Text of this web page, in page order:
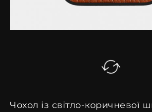
Чохол із світло-коричневої